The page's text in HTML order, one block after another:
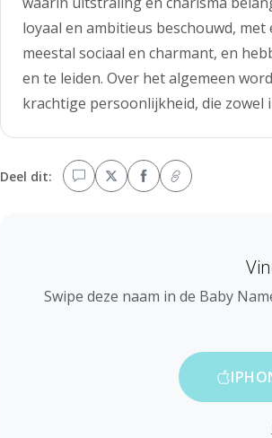
loyaal en ambitieus beschouwd,
meestal sociaal en charmant, en
en te leiden. Over het algemeen
krachtige persoonlijkheid, die
Deel dit:
Swipe deze naam in de Baby